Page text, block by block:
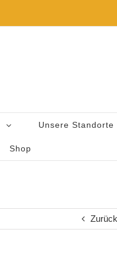
Unsere Standorte
Shop
Zurück